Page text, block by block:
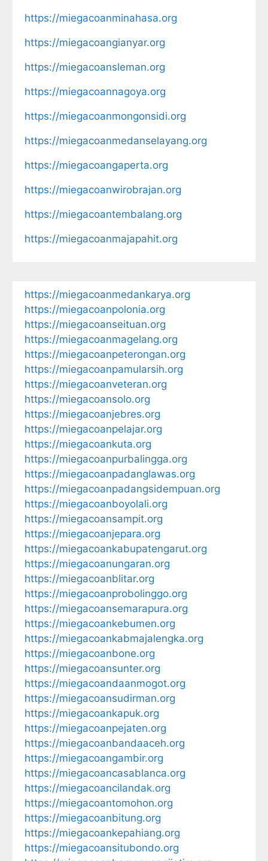
https://miegacoanminahasa.org
https://miegacoangianyar.org
https://miegacoansleman.org
https://miegacoannagoya.org
https://miegacoanmongonsidi.org
https://miegacoanmedanselayang.org
https://miegacoangaperta.org
https://miegacoanwirobrajan.org
https://miegacoantembalang.org
https://miegacoanmajapahit.org
https://miegacoanmedankarya.org
https://miegacoanpolonia.org
https://miegacoanseituan.org
https://miegacoanmagelang.org
https://miegacoanpeterongan.org
https://miegacoanpamularsih.org
https://miegacoanveteran.org
https://miegacoansolo.org
https://miegacoanjebres.org
https://miegacoanpelajar.org
https://miegacoankuta.org
https://miegacoanpurbalingga.org
https://miegacoanpadanglawas.org
https://miegacoanpadangsidempuan.org
https://miegacoanboyolali.org
https://miegacoansampit.org
https://miegacoanjepara.org
https://miegacoankabupatengarut.org
https://miegacoanungaran.org
https://miegacoanblitar.org
https://miegacoanprobolinggo.org
https://miegacoansemarapura.org
https://miegacoankebumen.org
https://miegacoankabmajalengka.org
https://miegacoanbone.org
https://miegacoansunter.org
https://miegacoandaanmogot.org
https://miegacoansudirman.org
https://miegacoankapuk.org
https://miegacoanpejaten.org
https://miegacoanbandaaceh.org
https://miegacoangambir.org
https://miegacoancasablanca.org
https://miegacoancilandak.org
https://miegacoantomohon.org
https://miegacoanbitung.org
https://miegacoankepahiang.org
https://miegacoansitubondo.org